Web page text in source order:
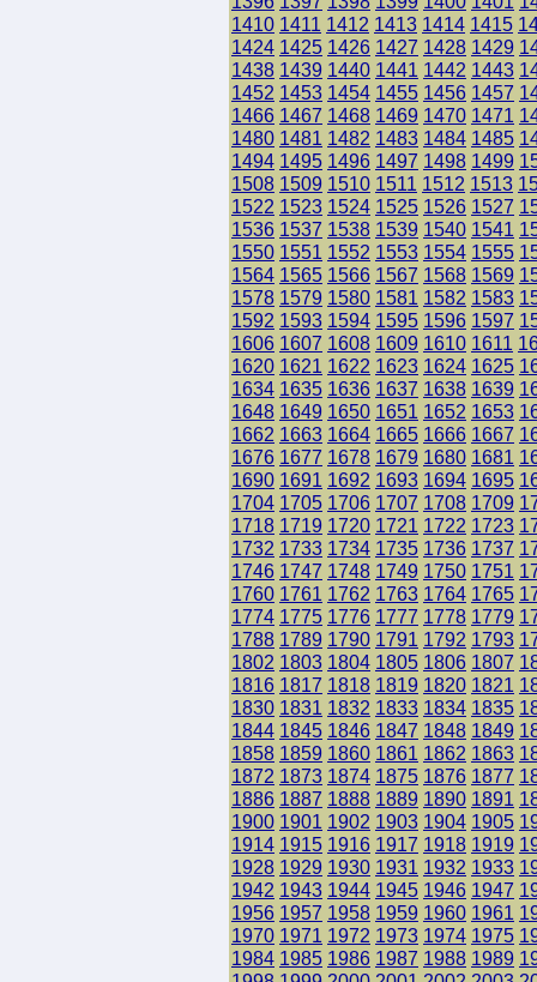
1410 1411 1412 1413 1414 1415
1424 1425 1426 1427 1428 1429
1438 1439 1440 1441 1442 1443
1452 1453 1454 1455 1456 1457
1466 1467 1468 1469 1470 1471
1480 1481 1482 1483 1484 1485
1494 1495 1496 1497 1498 1499
1508 1509 1510 1511 1512 1513
1522 1523 1524 1525 1526 1527
1536 1537 1538 1539 1540 1541
1550 1551 1552 1553 1554 1555
1564 1565 1566 1567 1568 1569
1578 1579 1580 1581 1582 1583
1592 1593 1594 1595 1596 1597
1606 1607 1608 1609 1610 1611
1620 1621 1622 1623 1624 1625
1634 1635 1636 1637 1638 1639
1648 1649 1650 1651 1652 1653
1662 1663 1664 1665 1666 1667
1676 1677 1678 1679 1680 1681
1690 1691 1692 1693 1694 1695
1704 1705 1706 1707 1708 1709
1718 1719 1720 1721 1722 1723
1732 1733 1734 1735 1736 1737
1746 1747 1748 1749 1750 1751
1760 1761 1762 1763 1764 1765
1774 1775 1776 1777 1778 1779
1788 1789 1790 1791 1792 1793
1802 1803 1804 1805 1806 1807
1816 1817 1818 1819 1820 1821
1830 1831 1832 1833 1834 1835
1844 1845 1846 1847 1848 1849
1858 1859 1860 1861 1862 1863
1872 1873 1874 1875 1876 1877
1886 1887 1888 1889 1890 1891
1900 1901 1902 1903 1904 1905
1914 1915 1916 1917 1918 1919
1928 1929 1930 1931 1932 1933
1942 1943 1944 1945 1946 1947
1956 1957 1958 1959 1960 1961
1970 1971 1972 1973 1974 1975
1984 1985 1986 1987 1988 1989